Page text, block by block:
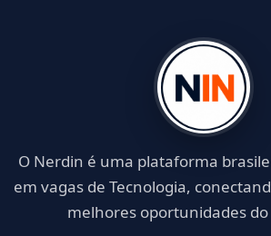
O Nerdin é uma plataforma
em vagas de Tecnologia,
melhores oportunidades